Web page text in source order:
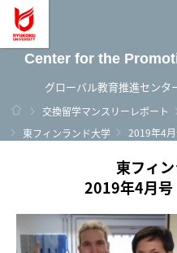
Center for the
グローバル教育推進センタ
ホーム
交換留学マンスリーレポート
東フィンランド大学
2019年4
東フィ
2019年4月